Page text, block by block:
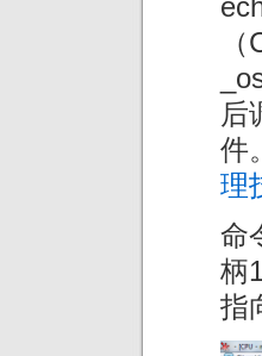
后
件
理
命
柄
指